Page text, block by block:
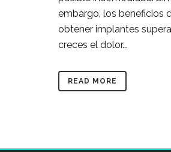
embargo, los beneficios
obtener implantes
creces el dolor...
READ MORE